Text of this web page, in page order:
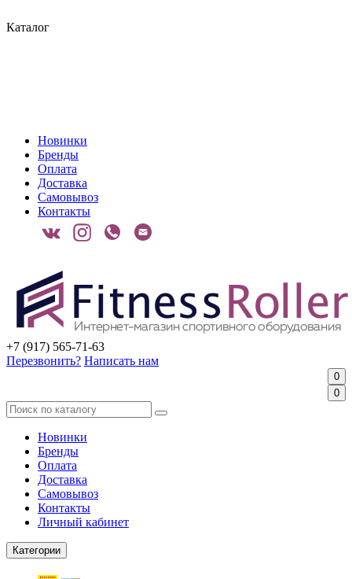
Каталог
Новинки
Бренды
Оплата
Доставка
Самовывоз
Контакты
+7 (917) 565-71-63
Перезвонить? Написать нам
0
0
Новинки
Бренды
Оплата
Доставка
Самовывоз
Контакты
Личный кабинет
Категории